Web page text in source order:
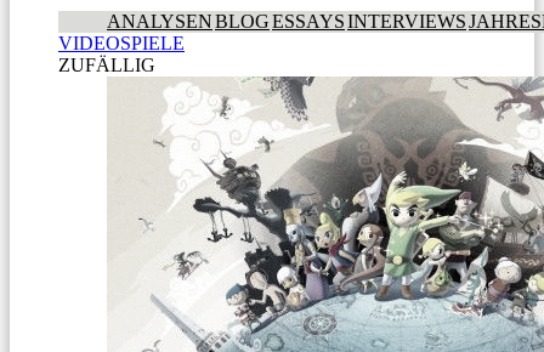
ANALYSENBLOGESSAYSINTERVIEWS
VIDEOSPIELE
ZUFÄLLIG